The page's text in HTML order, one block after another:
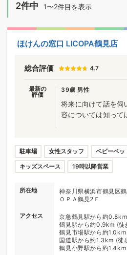
2件中 1〜2件目を表示
ほけんの窓口 LICOPA鶴見店
総合評価 4.7
最新の
評価
39歳 男性
将来に向けて話を伺
容については知って
駐車場 女性スタッフ ベビーベッ
キッズスペース 19時以降営業
所在地
神奈川県横浜市鶴見区
ＯＰＡ鶴見2Ｆ
アクセス
京急鶴見駅から約
鶴見駅から約0.9km (徒
鶴見市場駅から約
国道駅から約1.3km (徒
鶴見小野駅から約